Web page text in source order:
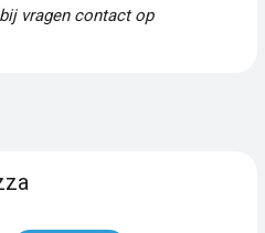
vragen contact op